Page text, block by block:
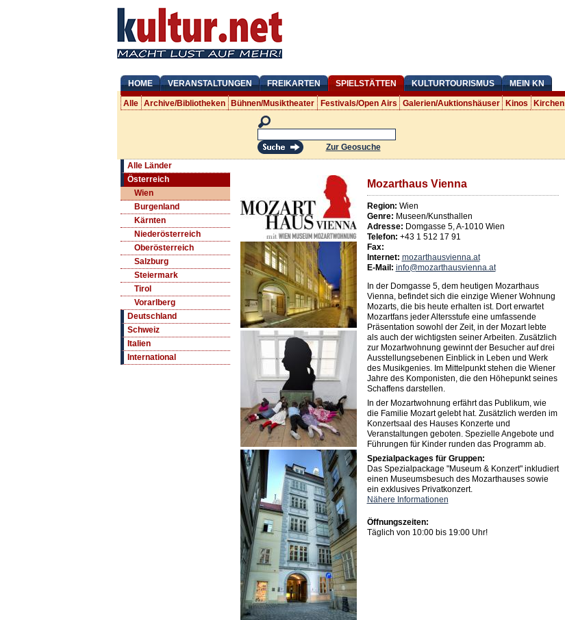
HOME VERANSTALTUNGEN FREIKARTEN SPIELSTÄTTEN KULTURTOURISMUS MEIN KN
Alle Archive/Bibliotheken Bühnen/Musiktheater Festivals/Open Airs Galerien/Auktionshäuser Kinos Kirchen
Zur Geosuche
Alle Länder
Österreich
Wien
Burgenland
Kärnten
Niederösterreich
Oberösterreich
Salzburg
Steiermark
Tirol
Vorarlberg
Deutschland
Schweiz
Italien
International
Mozarthaus Vienna
Region: Wien
Genre: Museen/Kunsthallen
Adresse: Domgasse 5,A-1010 Wien
Telefon: +43 1 512 17 91
Fax:
Internet: mozarthausvienna.at
E-Mail: info@mozarthausvienna.at
In der Domgasse 5, dem heutigen Mozarthaus
Vienna, befindet sich die einzige Wiener Wohnung
Mozarts, die bis heute erhalten ist. Dort erwartet
Mozartfans jeder Altersstufe eine umfassende
Präsentation sowohl der Zeit, in der Mozart lebte
als auch der wichtigsten seiner Arbeiten. Zusätzlich
zur Mozartwohnung gewinnt der Besucher auf drei
Ausstellungsebenen Einblick in Leben und Werk
des Musikgenies. Im Mittelpunkt stehen die Wiener
Jahre des Komponisten, die den Höhepunkt seines
Schaffens darstellen.
In der Mozartwohnung erfährt das Publikum, wie
die Familie Mozart gelebt hat. Zusätzlich werden im
Konzertsaal des Hauses Konzerte und
Veranstaltungen geboten. Spezielle Angebote und
Führungen für Kinder runden das Programm ab.
Spezialpackages für Gruppen:
Das Spezialpackage "Museum & Konzert" inkludiert
einen Museumsbesuch des Mozarthauses sowie
ein exklusives Privatkonzert.
Nähere Informationen
Öffnungszeiten:
Täglich von 10:00 bis 19:00 Uhr!